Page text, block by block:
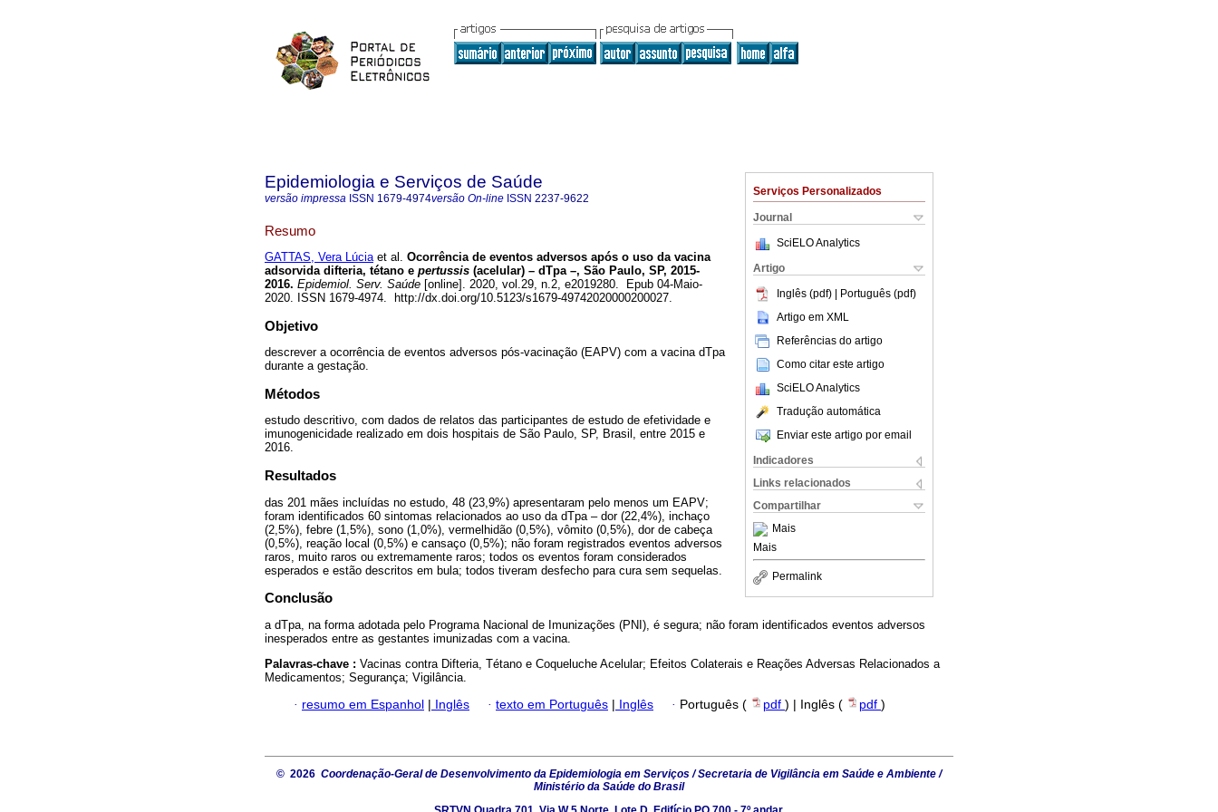
Serviços Personalizados
Journal
SciELO Analytics
Artigo
Inglês (pdf) | Português (pdf)
Artigo em XML
Referências do artigo
Como citar este artigo
SciELO Analytics
Tradução automática
Enviar este artigo por email
Indicadores
Links relacionados
Compartilhar
Mais
Mais
Permalink
Epidemiologia e Serviços de Saúde
versão impressa ISSN 1679-4974versão On-line ISSN 2237-9622
Resumo
GATTAS, Vera Lúciaet al. Ocorrência de eventos adversos após o uso da vacina
adsorvida difteria, tétano e pertussis (acelular) – dTpa –, São Paulo, SP, 2015-
2016. Epidemiol. Serv. Saúde [online]. 2020, vol.29, n.2, e2019280. Epub 04-Maio-
2020. ISSN 1679-4974. http://dx.doi.org/10.5123/s1679-49742020000200027.
Objetivo
descrever a ocorrência de eventos adversos pós-vacinação (EAPV) com a vacina dTpa
durante a gestação.
Métodos
estudo descritivo, com dados de relatos das participantes de estudo de efetividade e
imunogenicidade realizado em dois hospitais de São Paulo, SP, Brasil, entre 2015 e
2016.
Resultados
das 201 mães incluídas no estudo, 48 (23,9%) apresentaram pelo menos um EAPV;
foram identificados 60 sintomas relacionados ao uso da dTpa – dor (22,4%), inchaço
(2,5%), febre (1,5%), sono (1,0%), vermelhidão (0,5%), vômito (0,5%), dor de cabeça
(0,5%), reação local (0,5%) e cansaço (0,5%); não foram registrados eventos adversos
raros, muito raros ou extremamente raros; todos os eventos foram considerados
esperados e estão descritos em bula; todos tiveram desfecho para cura sem sequelas.
Conclusão
a dTpa, na forma adotada pelo Programa Nacional de Imunizações (PNI), é segura; não foram identificados eventos adversos
inesperados entre as gestantes imunizadas com a vacina.
Palavras-chave : Vacinas contra Difteria, Tétano e Coqueluche Acelular; Efeitos Colaterais e Reações Adversas Relacionados a
Medicamentos; Segurança; Vigilância.
· resumo em Espanhol Inglês · texto em Português Inglês · Português ( pdf ) | Inglês ( pdf )
© 2026 Coordenação-Geral de Desenvolvimento da Epidemiologia em Serviços / Secretaria de Vigilância em Saúde e Ambiente /
Ministério da Saúde do Brasil